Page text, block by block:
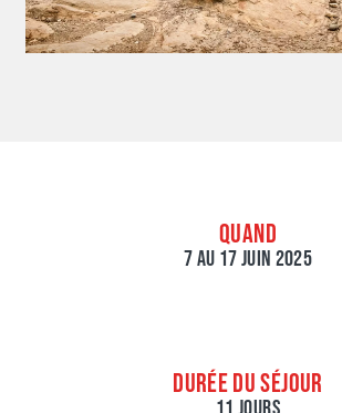
QUAND
7 AU 17 JUIN 2025
DURÉE DU SÉJOUR